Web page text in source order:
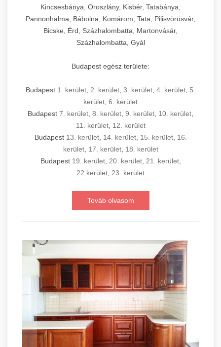
Kincsesbánya, Oroszlány, Kisbér, Tatabánya,
Pannonhalma, Bábolna, Komárom, Tata, Pilisvörösvár,
Bicske, Érd, Százhalombatta, Martonvásár,
Százhalombatta, Gyál
Budapest egész területe:
Budapest 1. kerület, 2. kerület, 3. kerület, 4. kerület, 5.
kerület, 6. kerület
Budapest 7. kerület, 8. kerület, 9. kerület, 10. kerület,
11. kerület, 12. kerület
Budapest 13. kerület, 14. kerület, 15. kerület, 16.
kerület, 17. kerület, 18. kerület
Budapest 19. kerület, 20. kerület, 21. kerület,
22.kerület, 23. kerület
Továb olvasom